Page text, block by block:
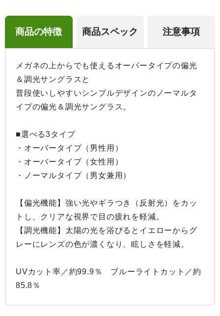
商品の特徴 商品スペック 注意事項
メガネの上からでも使えるオーバータイプの偏光
＆調光サングラスと
普段使いしやすいシンプルデザインのノーマルタ
イプの偏光＆調光サングラス。
■選べる3タイプ
・オーバータイプ（男性用）
・オーバータイプ（女性用）
・ノーマルタイプ（男女兼用）
【偏光機能】強い光やギラつき（反射光）をカッ
トし、クリアな視界で目の疲れを軽減。
【調光機能】太陽の光を浴びるとイエローからグ
レーにレンズの色が濃くなり、眩しさを軽減。
UVカット率／約99.9％　ブルーライトカット／約
85.8％